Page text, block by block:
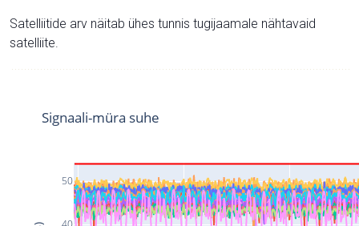
Satelliitide arv näitab ühes tunnis tugijaamale nähtavaid
satelliite.
50
Signaali-müra suhe